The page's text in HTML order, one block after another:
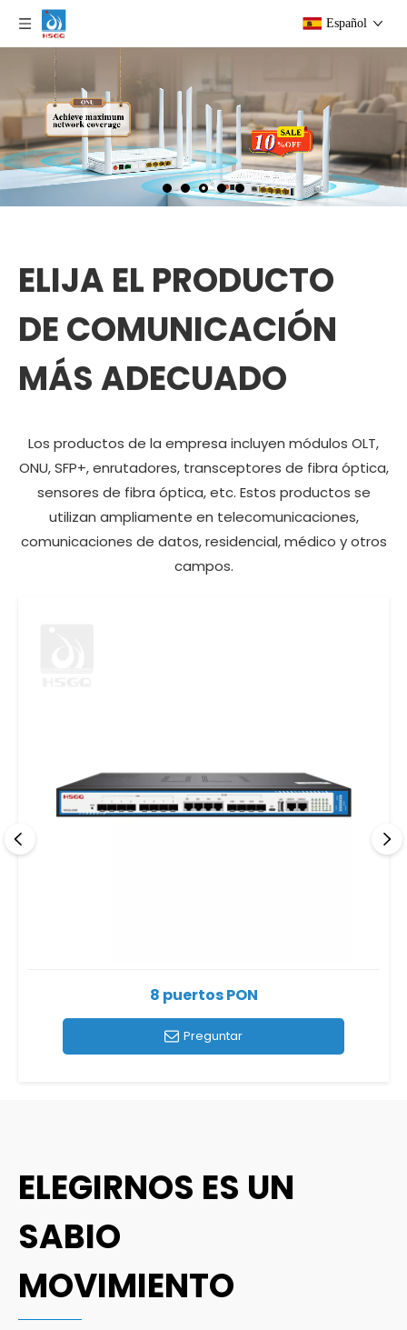
Español
ELIJA EL PRODUCTO
DE COMUNICACIÓN
MÁS ADECUADO
Los productos de la empresa incluyen módulos OLT,
ONU, SFP+, enrutadores, transceptores de fibra óptica,
sensores de fibra óptica, etc. Estos productos se
utilizan ampliamente en telecomunicaciones,
comunicaciones de datos, residencial, médico y otros
campos.
8 puertos PON
Preguntar
ELEGIRNOS ES UN
SABIO
MOVIMIENTO